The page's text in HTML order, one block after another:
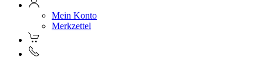
Mein Konto
Merkzettel